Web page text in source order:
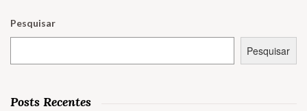
Pesquisar
Pesquisar
Posts Recentes